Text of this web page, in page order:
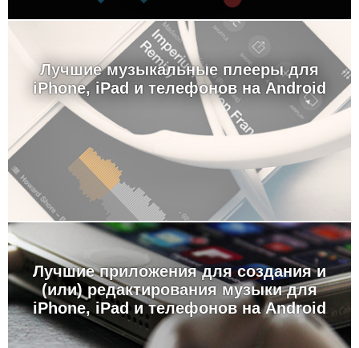
Лучшие музыкальные плееры для
iPhone, iPad и телефонов на Android
Лучшие приложения для создания и
(или) редактирования музыки для
iPhone, iPad и телефонов на Android